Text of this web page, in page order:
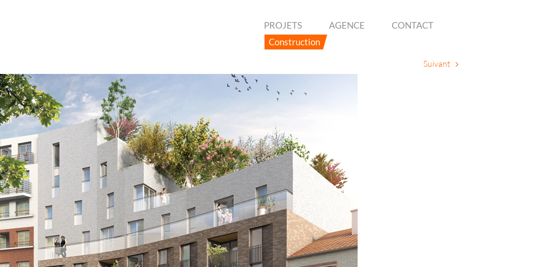
PROJETS AGENCE
CONTACT
Construction
Suivant